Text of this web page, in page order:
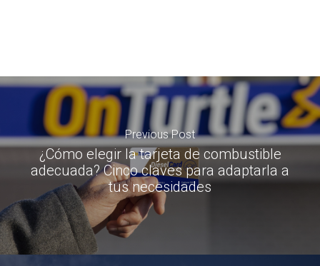
Previous Post
¿Cómo elegir la tarjeta de combustible
adecuada? Cinco claves para adaptarla a
tus necesidades